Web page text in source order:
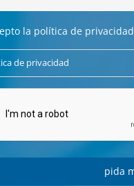
la política de privacidad
de privacidad